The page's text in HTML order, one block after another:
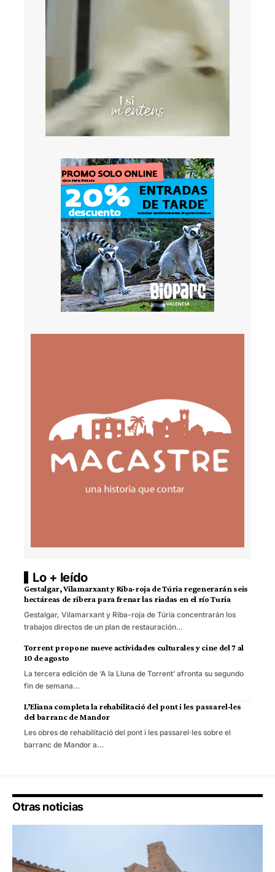
Lo + leído
Gestalgar, Vilamarxant y Riba-roja de Túria regenerarán seis
hectáreas de ribera para frenar las riadas en el río Turia
Gestalgar, Vilamarxant y Riba-roja de Túria concentrarán los
trabajos directos de un plan de restauración…
Torrent propone nueve actividades culturales y cine del 7 al
10 de agosto
La tercera edición de ‘A la Lluna de Torrent’ afronta su segundo
fin de semana…
L’Eliana completa la rehabilitació del pont i les passarel·les
del barranc de Mandor
Les obres de rehabilitació del pont i les passarel·les sobre el
barranc de Mandor a…
Otras noticias